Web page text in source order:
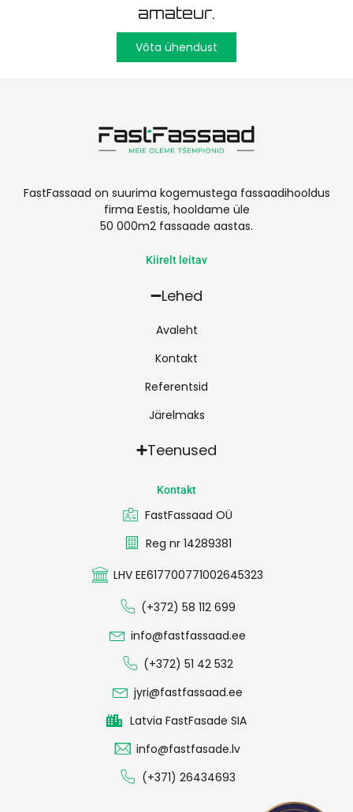
amateur.
Võta ühendust
FastFassaad on suurima kogemustega fassaadihooldus
firma Eestis, hooldame üle
50 000m2 fassaade aastas.
Kiirelt leitav
Lehed
Avaleht
Kontakt
Referentsid
Järelmaks
Teenused
Kontakt
FastFassaad OÜ
Reg nr 14289381
LHV EE617700771002645323
(+372) 58 112 699
info@fastfassaad.ee
(+372) 51 42 532
jyri@fastfassaad.ee
Latvia FastFasade SIA
info@fastfasade.lv
(+371) 26434693